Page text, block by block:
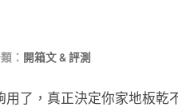
： 開箱文 & 評測
用了，真正決定你家地板乾